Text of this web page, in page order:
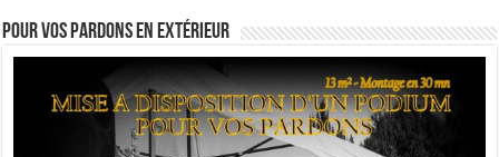
Pour vos pardons en extérieur